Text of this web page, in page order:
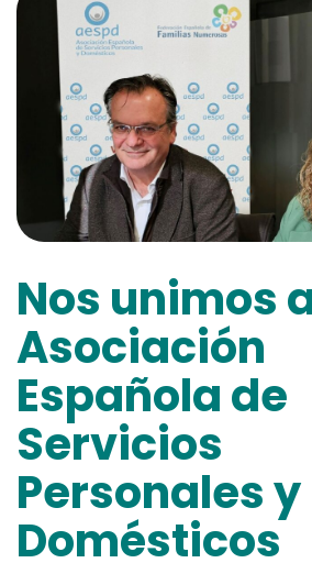
Nos unimos
Asociación
Española de
Servicios
Personales y
Domésticos